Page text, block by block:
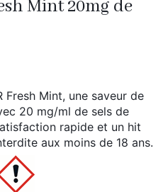
Mint 20mg de
Fresh Mint, une saveur de
20 mg/ml de sels de
rapide et un hit
aux moins de 18 ans.